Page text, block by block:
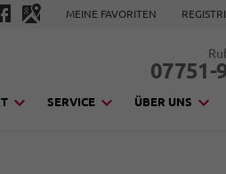
MEINE FAVORITEN
07751-
SERVICE ÜBER UNS